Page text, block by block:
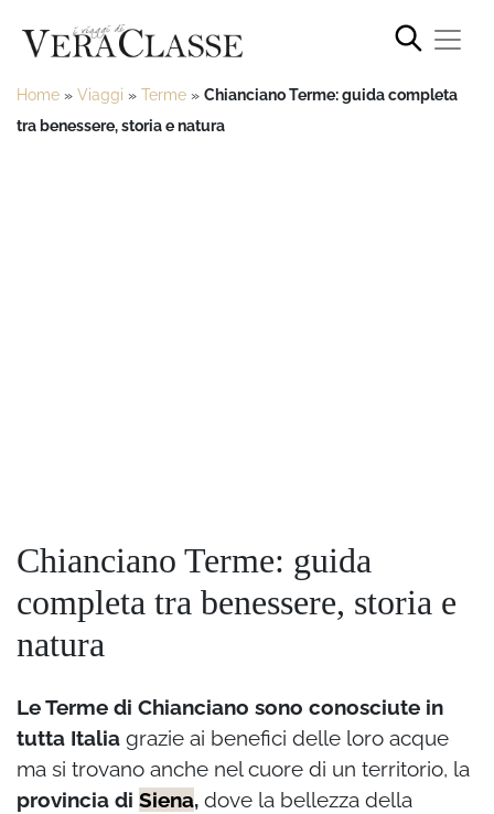
Home » Viaggi » Terme » Chianciano Terme: guida completa
tra benessere, storia e natura
Chianciano Terme: guida
completa tra benessere, storia e
natura
Le Terme di Chianciano sono conosciute in
tutta Italia grazie ai benefici delle loro acque
ma si trovano anche nel cuore di un territorio, la
provincia di Siena, dove la bellezza della